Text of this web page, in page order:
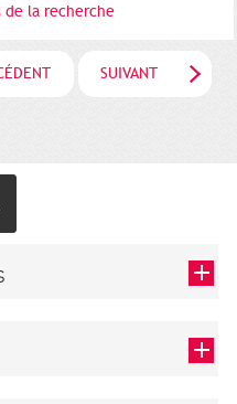
de la recherche
SUIVANT